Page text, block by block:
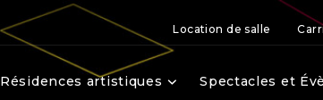
Location de salle
Résidences artistiques Spectacles et